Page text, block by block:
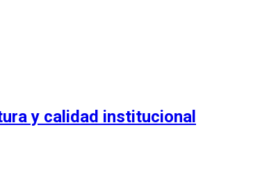
y calidad institucional